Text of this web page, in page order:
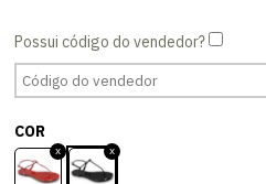
COR